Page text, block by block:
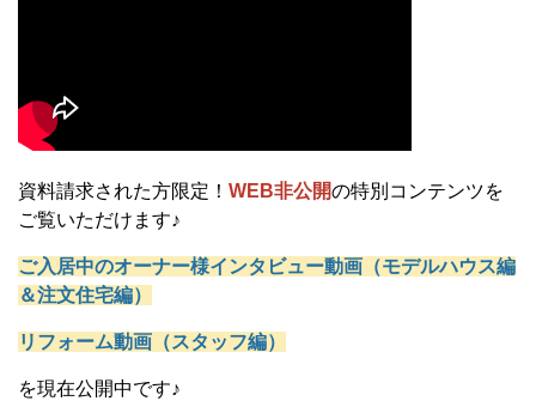
資料請求された方限定！ WEB非公開の特別コンテンツを
ご覧いただけます♪
ご入居中のオーナー様インタビュー動画（モデルハウス編
＆注文住宅編）
リフォーム動画（スタッフ編）
を現在公開中です♪